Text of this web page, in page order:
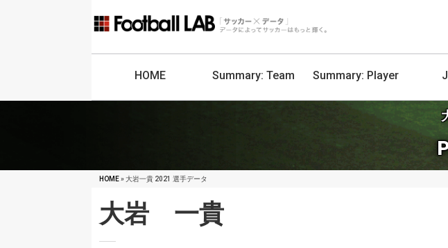
HOME Summary: Team Summary: Player
HOME» 大岩一貴 2021 選手データ
大岩 一貴